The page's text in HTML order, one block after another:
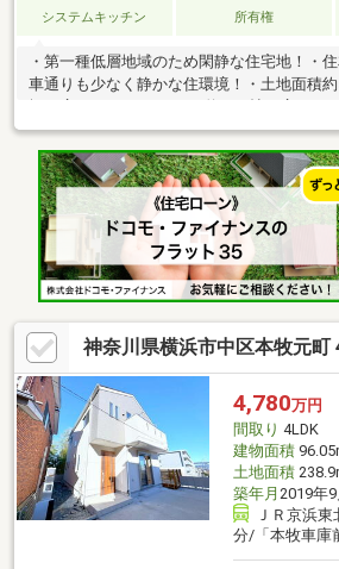
システムキッチン 所有権
・第一種低層地域のため閑静な住宅地！・
車通りも少なく静かな住環境！・土地面積
グキッチン！・各居室6帖以上！嬉しい各居
レ！各階洗面台！・南東向きのため陽当り
根裏収納など豊富な収納！・お庭スペース
（車種による）・2024年12月2階洗面化粧
2020年1月外壁・屋根 リフォーム有！・
交換！
神奈川県横浜市中区本牧元町
4,780万円
間取り 4LDK
建物面積
土地面積
築年月 2019年
ＪＲ京浜
分/「本牧車庫